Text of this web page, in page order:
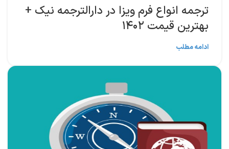
ترجمه انواع فرم ویزا در دارالترجمه نیک +
بهترین قیمت ۱۴۰۲
ادامه مطلب